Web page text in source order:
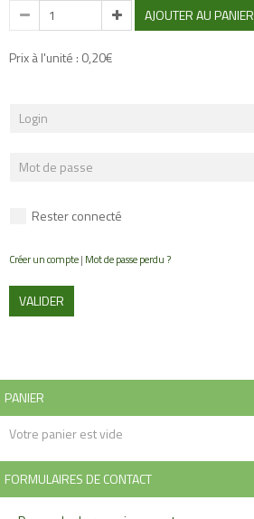
AJOUTER AU PANIER
Prix à l'unité : 0,20€
Rester connecté
Créer un compte| Mot de passe perdu ?
VALIDER
PANIER
Votre panier est vide
FORMULAIRES DE CONTACT